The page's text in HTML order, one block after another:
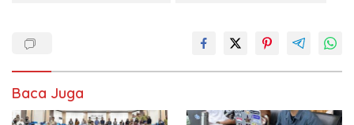
Baca Juga